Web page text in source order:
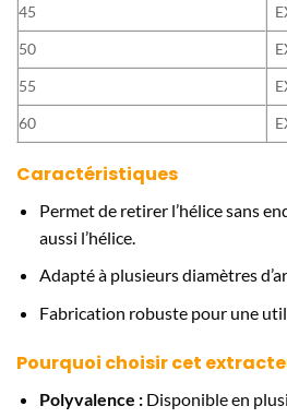
45
50
55
60
Caractéristiques
Permet de retirer l’hélice sans
aussi l’hélice.
Adapté à plusieurs diamètres
Fabrication robuste pour une
Pourquoi choisir cet
Polyvalence :Disponible en